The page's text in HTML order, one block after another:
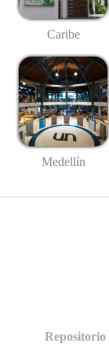
Caribe
Medellín